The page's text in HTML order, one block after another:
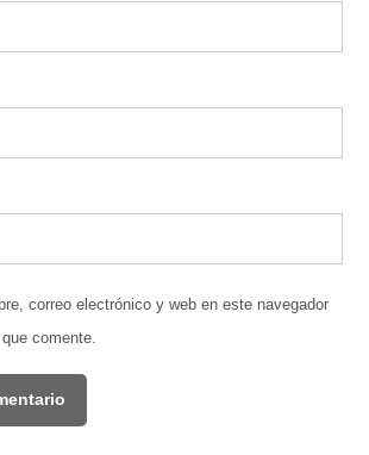
correo electrónico y web en este navegador
comente.